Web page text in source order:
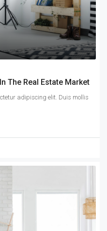
The Real Estate Market
adipiscing elit. Duis mollis